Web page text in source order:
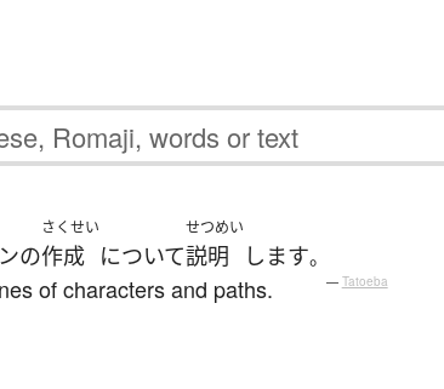
の
さくせい
作成 について
せつめい
説明 します。
of characters and paths. — Tatoeba